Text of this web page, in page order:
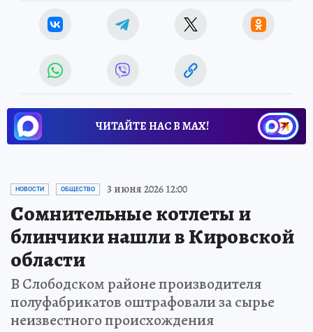
ЧИТАЙТЕ НАС В МАХ!
НОВОСТИ ОБЩЕСТВО 3 июня 2026 12:00
Сомнительные котлеты и
блинчики нашли в Кировской
области
В Слободском районе производителя
полуфабрикатов оштрафовали за сырье
неизвестного происхождения